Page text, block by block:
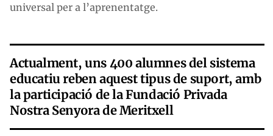
universal per a l’aprenentatge.
Actualment, uns 400 alumnes del sistema
educatiu reben aquest tipus de suport, amb
la participació de la Fundació Privada
Nostra Senyora de Meritxell